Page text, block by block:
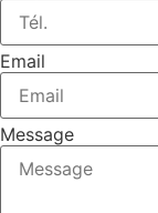
Email
Message